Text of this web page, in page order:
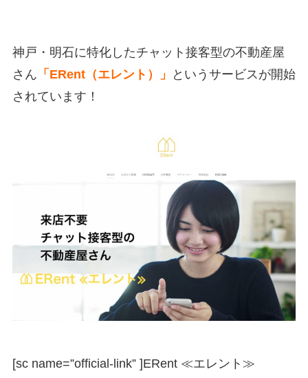
神戸・明石に特化したチャット接客型の不動産屋
さん 「ERent（エレント）」
というサービスが開始
されています！
[sc name=”official-link” ]ERent ≪エレント≫